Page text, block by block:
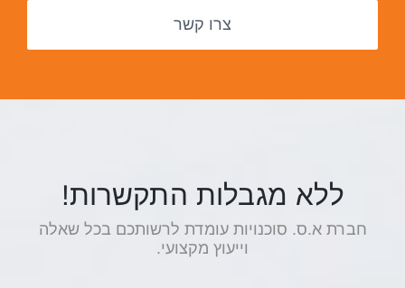
צרו קשר
ללא מגבלות התקשרות!
חברת א.ס. סוכנויות עומדת לרשותכם בכל שאלה
וייעוץ מקצועי.